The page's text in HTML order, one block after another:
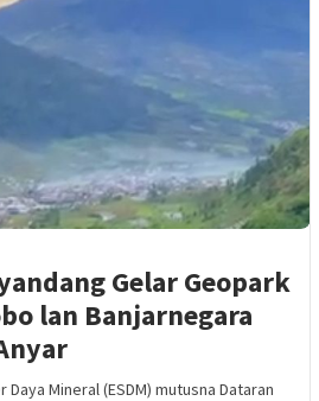
Gelar Geopark
lan Banjarnegara
Mineral (ESDM) mutusna Dataran